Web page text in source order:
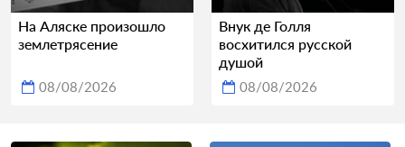
На Аляске произошло
землетрясение
08/08/2026
Внук де Голля
восхитился русской
душой
08/08/2026